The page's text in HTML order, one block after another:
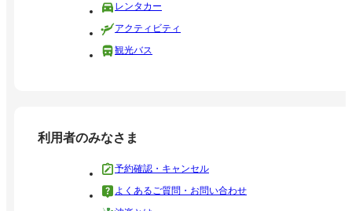
レンタカー
アクティビティ
観光バス
利用者のみなさま
予約確認・キャンセル
よくあるご質問・お問い合わせ